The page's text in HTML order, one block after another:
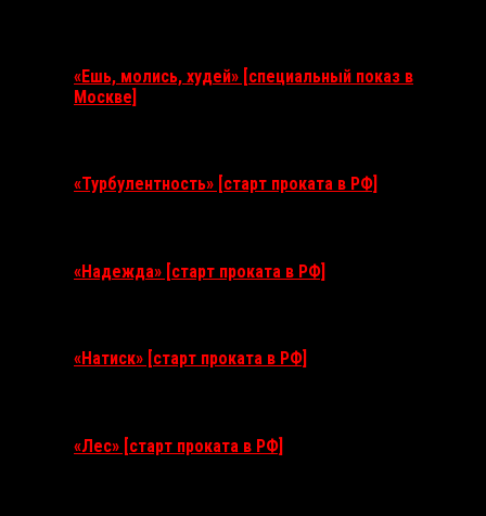
«Ешь, молись, худей» [специальный показ в
Москве]
«Турбулентность» [старт проката в РФ]
«Надежда» [старт проката в РФ]
«Натиск» [старт проката в РФ]
«Лес» [старт проката в РФ]